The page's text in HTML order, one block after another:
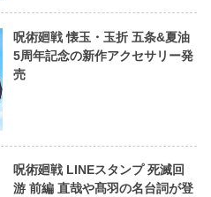
呪術廻戦 懐玉・玉折 五条&夏油
5周年記念の新作アクセサリー発
売
呪術廻戦 LINEスタンプ 死滅回
游 前編 直哉や髙羽の名台詞が登